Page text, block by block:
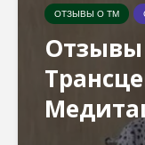
ОТЗЫВЫ О ТМ